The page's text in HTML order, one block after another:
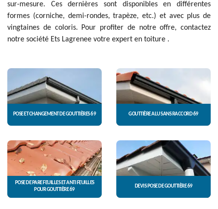
sur-mesure. Ces dernières sont disponibles en différentes
formes (corniche, demi-rondes, trapèze, etc.) et avec plus de
vingtaines de coloris. Pour profiter de notre offre, contactez
notre société Ets Lagrenee votre expert en toiture .
POSE ET CHANGEMENT DE GOUTTIÈRES 69 GOUTTIÈRE ALU SANS RACCORD 69
POSE DE PARE FEUILLES ET ANTI FEUILLES
POUR GOUTTIÈRE 69
DEVIS POSE DE GOUTTIÈRE 69